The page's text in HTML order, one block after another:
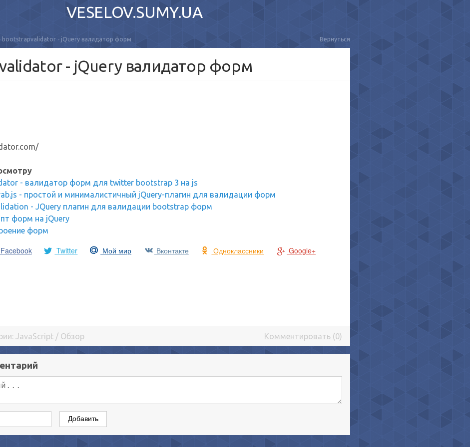
VESELOV.SUMY.UA
Вернуться
bootstrapvalidator - jQuery валидатор форм
- jQuery валидатор форм
- валидатор форм для twitter bootstrap 3 на js
- простой и минималистичный jQuery-плагин для валидации форм
- JQuery плагин для валидации bootstrap форм
форм на jQuery
форм
Facebook Twitter Мой мир Вконтакте Одноклассники Google+
JavaScript / Обзор Комментировать (0)
Добавить